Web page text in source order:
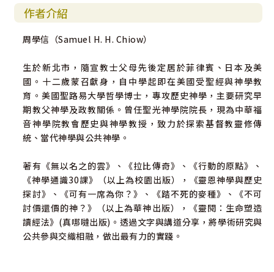
作者介紹
周學信（Samuel H. H. Chiow）
生於新北市，隨宣教士父母先後定居於菲律賓、日本及美
國。十二歲蒙召獻身，自中學起即在美國受聖經與神學教
育。美國聖路易大學哲學博士，專攻歷史神學，主要研究早
期教父神學及政教關係。曾任聖光神學院院長，現為中華福
音神學院教會歷史與神學教授，致力於探索基督教靈修傳
統、當代神學與公共神學。
著有《無以名之的雲》、《拉比傳奇》、《行動的原點》、
《神學通識30課》（以上為校園出版），《靈恩神學與歷史
探討》、《可有一席為你？》、《踏不死的麥種》、《不可
討價還價的神？》（以上為華神出版），《靈閱：生命塑造
讀經法》(真哪噠出版)。透過文字與講道分享，將學術研究與
公共參與交織相融，做出最有力的實踐。